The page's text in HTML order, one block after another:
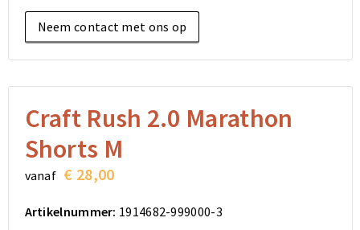
Elektronica, Gadgets en USB
Sleutelhangers en Lanyards
Anti-stress
Lampen en Gereedschap
Aanstekers
Snoepgoed
Reistassensets
Goodiebags
Golftassen
Opvouwbare tassen
Autotassen
Matrozentassen
Bodywarmers
Kleding sets
Reistassensets
Goodiebags
Golftassen
Opvouwbare tassen
Autotassen
Matrozentassen
Overhemden
Jassen
Broeken en Rokken
Schoenen
Neem contact met ons op
Craft Rush 2.0 Marathon
Shorts M
vanaf € 28,00
Artikelnummer: 1914682-999000-3